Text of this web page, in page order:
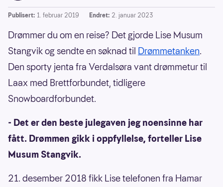
Publisert: 1. februar 2019 Endret: 2. januar 2023
Drømmer du om en reise? Det gjorde Lise Musum
Stangvik og sendte en søknad til Drømmetanken.
Den sporty jenta fra Verdalsøra vant drømmetur til
Laax med Brettforbundet, tidligere
Snowboardforbundet.
- Det er den beste julegaven jeg noensinne har
fått. Drømmen gikk i oppfyllelse, forteller Lise
Musum Stangvik.
21. desember 2018 fikk Lise telefonen fra Hamar